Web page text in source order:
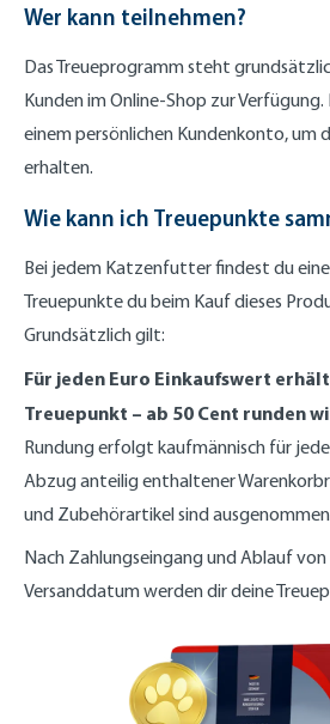
Wer kann teilnehmen?
Das Treueprogramm steht
Kunden im Online-Shop zur
einem persönlichen Kundenkonto, um
erhalten.
Wie kann ich Treuepunkte
Bei jedem Katzenfutter findest du
Treuepunkte du beim Kauf dieses
Grundsätzlich gilt:
Für jeden Euro Einkaufswert
Treuepunkt – ab 50 Cent runden
Rundung erfolgt kaufmännisch für
Abzug anteilig enthaltener
und Zubehörartikel sind
Nach Zahlungseingang und Ablauf von
Versanddatum werden dir deine